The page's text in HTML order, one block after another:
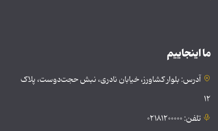
ما اینجاییم
آدرس: بلوار کشاورز، خیابان نادری، نبش حجت‌دوست، پلاک
۱۲
تلفن: ۰۲۱۸۱۲۰۰۰۰۰